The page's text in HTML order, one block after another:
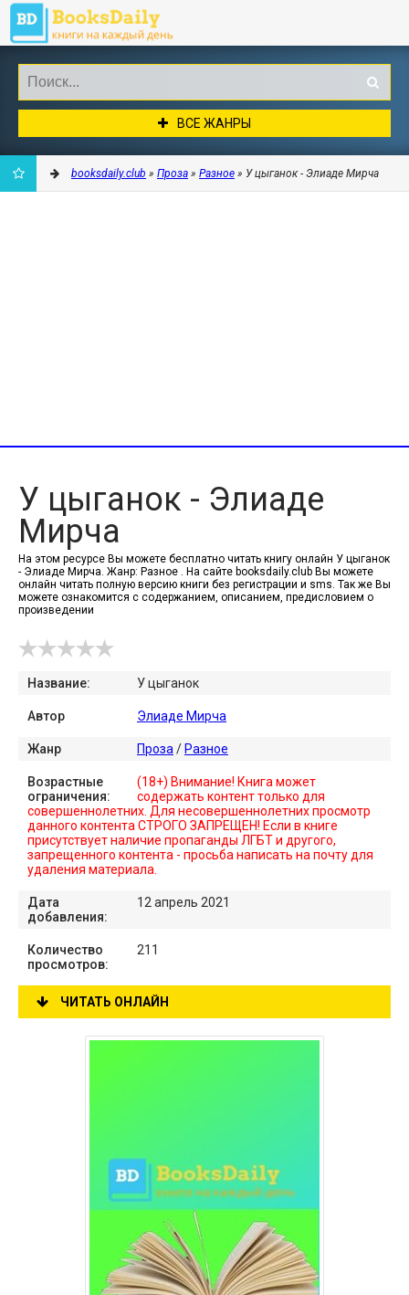
ВСЕ ЖАНРЫ
booksdaily.club » Проза » Разное » У цыганок - Элиаде Мирча
У цыганок - Элиаде
Мирча
На этом ресурсе Вы можете бесплатно читать книгу онлайн У цыганок
- Элиаде Мирча. Жанр: Разное . На сайте booksdaily.club Вы можете
онлайн читать полную версию книги без регистрации и sms. Так же Вы
можете ознакомится с содержанием, описанием, предисловием о
произведении
Название: У цыганок
Автор Элиаде Мирча
Жанр Проза / Разное
Возрастные
ограничения:
(18+) Внимание! Книга может
содержать контент только для
совершеннолетних. Для несовершеннолетних просмотр
данного контента СТРОГО ЗАПРЕЩЕН! Если в книге
присутствует наличие пропаганды ЛГБТ и другого,
запрещенного контента - просьба написать на почту для
удаления материала.
Дата
добавления:
12 апрель 2021
Количество
просмотров:
211
ЧИТАТЬ ОНЛАЙН